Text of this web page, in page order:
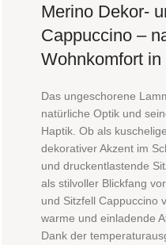
Merino Dekor-
Cappuccino –
Wohnkomfort
Das ungeschorene
natürliche Optik und
Haptik. Ob als
dekorativer Akzent im
und druckentlastende
als stilvoller Blickfang
und Sitzfell Cappuccino
warme und einladende
Dank der